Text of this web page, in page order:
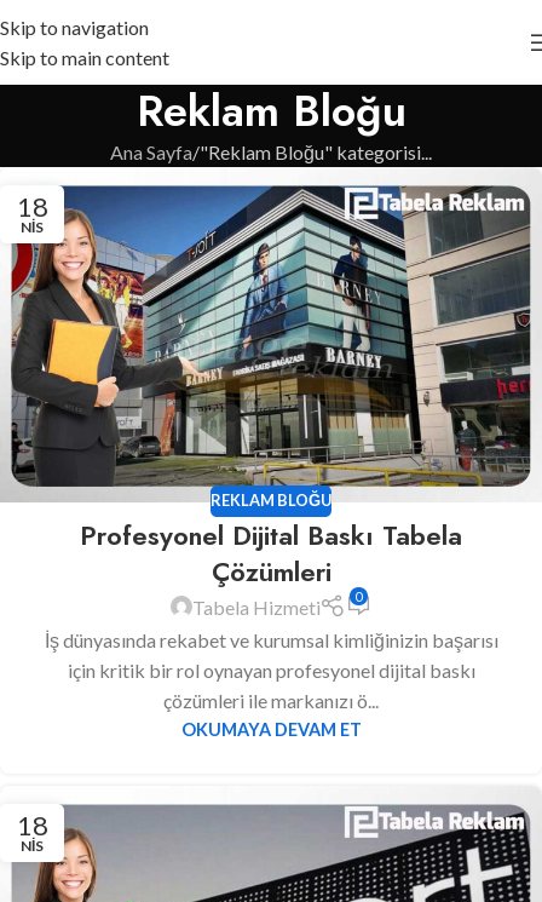
Skip to navigation
Skip to main content
Reklam Bloğu
Ana Sayfa "Reklam Bloğu" kategorisi...
18
NIS
REKLAM BLOĞU
Profesyonel Dijital Baskı Tabela
Çözümleri
Tabela Hizmeti 0
İş dünyasında rekabet ve kurumsal kimliğinizin başarısı
için kritik bir rol oynayan profesyonel dijital baskı
çözümleri ile markanızı ö...
OKUMAYA DEVAM ET
18
NIS